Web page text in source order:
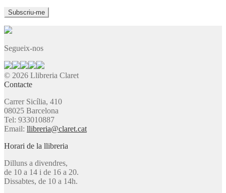
Segueix-nos
© 2026 Llibreria Claret
Contacte
Carrer Sicília, 410
08025 Barcelona
Tel: 933010887
Email: llibreria@claret.cat
Horari de la llibreria
Dilluns a divendres,
de 10 a 14 i de 16 a 20.
Dissabtes, de 10 a 14h.